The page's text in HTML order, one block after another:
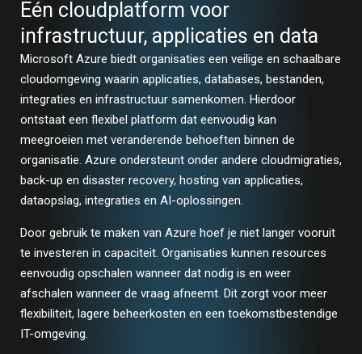
Eén cloudplatform voor
infrastructuur, applicaties en data
Microsoft Azure biedt organisaties een veilige en schaalbare
cloudomgeving waarin applicaties, databases, bestanden,
integraties en infrastructuur samenkomen. Hierdoor
ontstaat een flexibel platform dat eenvoudig kan
meegroeien met veranderende behoeften binnen de
organisatie. Azure ondersteunt onder andere cloudmigraties,
back-up en disaster recovery, hosting van applicaties,
dataopslag, integraties en AI-oplossingen.
Door gebruik te maken van Azure hoef je niet langer vooruit
te investeren in capaciteit. Organisaties kunnen resources
eenvoudig opschalen wanneer dat nodig is en weer
afschalen wanneer de vraag afneemt. Dit zorgt voor meer
flexibiliteit, lagere beheerkosten en een toekomstbestendige
IT-omgeving.